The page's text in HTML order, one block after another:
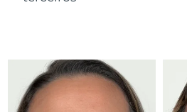
Líbano
Lituânia